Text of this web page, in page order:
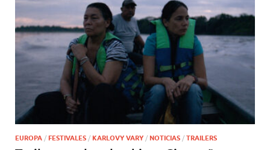
EUROPA / FESTIVALES / KARLOVY VARY / NOTICIAS / TRAILERS